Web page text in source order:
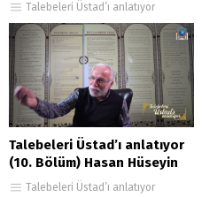
Talebeleri Üstad’ı anlatıyor
Talebeleri Üstad’ı anlatıyor
(10. Bölüm) Hasan Hüseyin
Yılmazer
Talebeleri Üstad’ı anlatıyor